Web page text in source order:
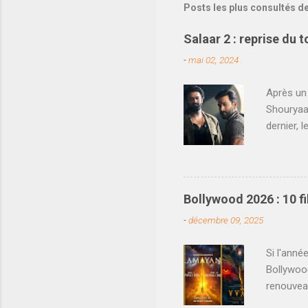
g
s
r
r
u
n
c
o
m
t
i
e
Posts les plus consultés
Salaar 2 : reprise du
-mai 02, 2024
Après
dernier,
Nord
les
en
Bollywood 2026 : 10
-décembre 09, 2025
Si